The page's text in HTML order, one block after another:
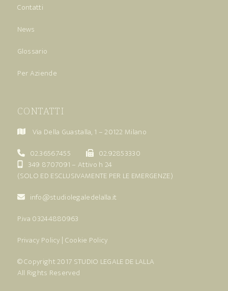
Contatti
News
Glossario
Per Aziende
CONTATTI
Via Della Guastalla, 1 – 20122 Milano
02.36567455
02.92853330
349 8707091 – Attivo h 24
(SOLO ED ESCLUSIVAMENTE PER LE EMERGENZE)
info@studiolegaledelalla.it
P.iva 03244880963
Privacy Policy | Cookie Policy
© Copyright 2017 STUDIO LEGALE DE LALLA
All Rights Reserved